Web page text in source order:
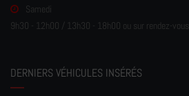
Samedi
9h30 - 12h00 / 13h30 - 18h00 ou sur rendez-vous
DERNIERS VÉHICULES INSÉRÉS